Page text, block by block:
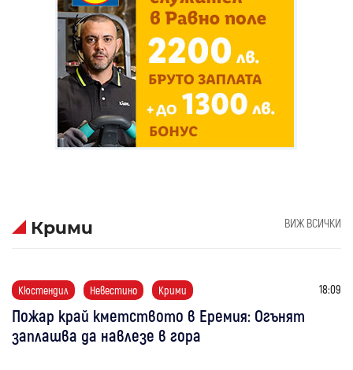
Крими ВИЖ ВСИЧКИ
Кюстендил Невестино Крими 18:09
Пожар край кметството в Еремия: Огънят
заплашва да навлезе в гора